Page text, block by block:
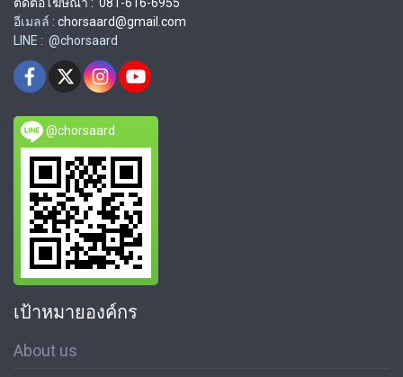
อีเมลล์ : chorsaard@gmail.com
LINE : @chorsaard
@chorsaard
เป้าหมายองค์กร
About us